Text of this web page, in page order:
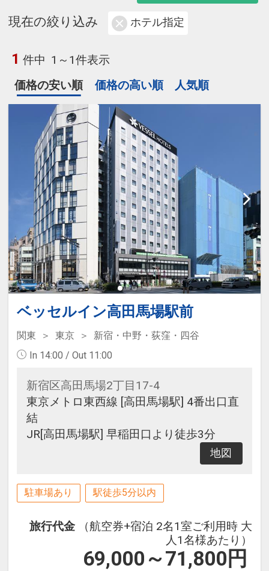
現在の絞り込み ホテル指定
1 件中 1～1件表示
価格の安い順
価格の高い順 人気順
ベッセルイン高田馬場駅前
関東 東京
新宿・中野・荻窪・四谷
In 14:00 / Out 11:00
新宿区高田馬場2丁目17-4
東京メトロ東西線 [高田馬場駅] 4番出口直
結
JR[高田馬場駅] 早稲田口より徒歩3分
地図
駐車場あり 駅徒歩5分以内
旅行代金
（航空券+宿泊 2名1室ご利用時 大
人1名様あたり）
69,000～71,800 円